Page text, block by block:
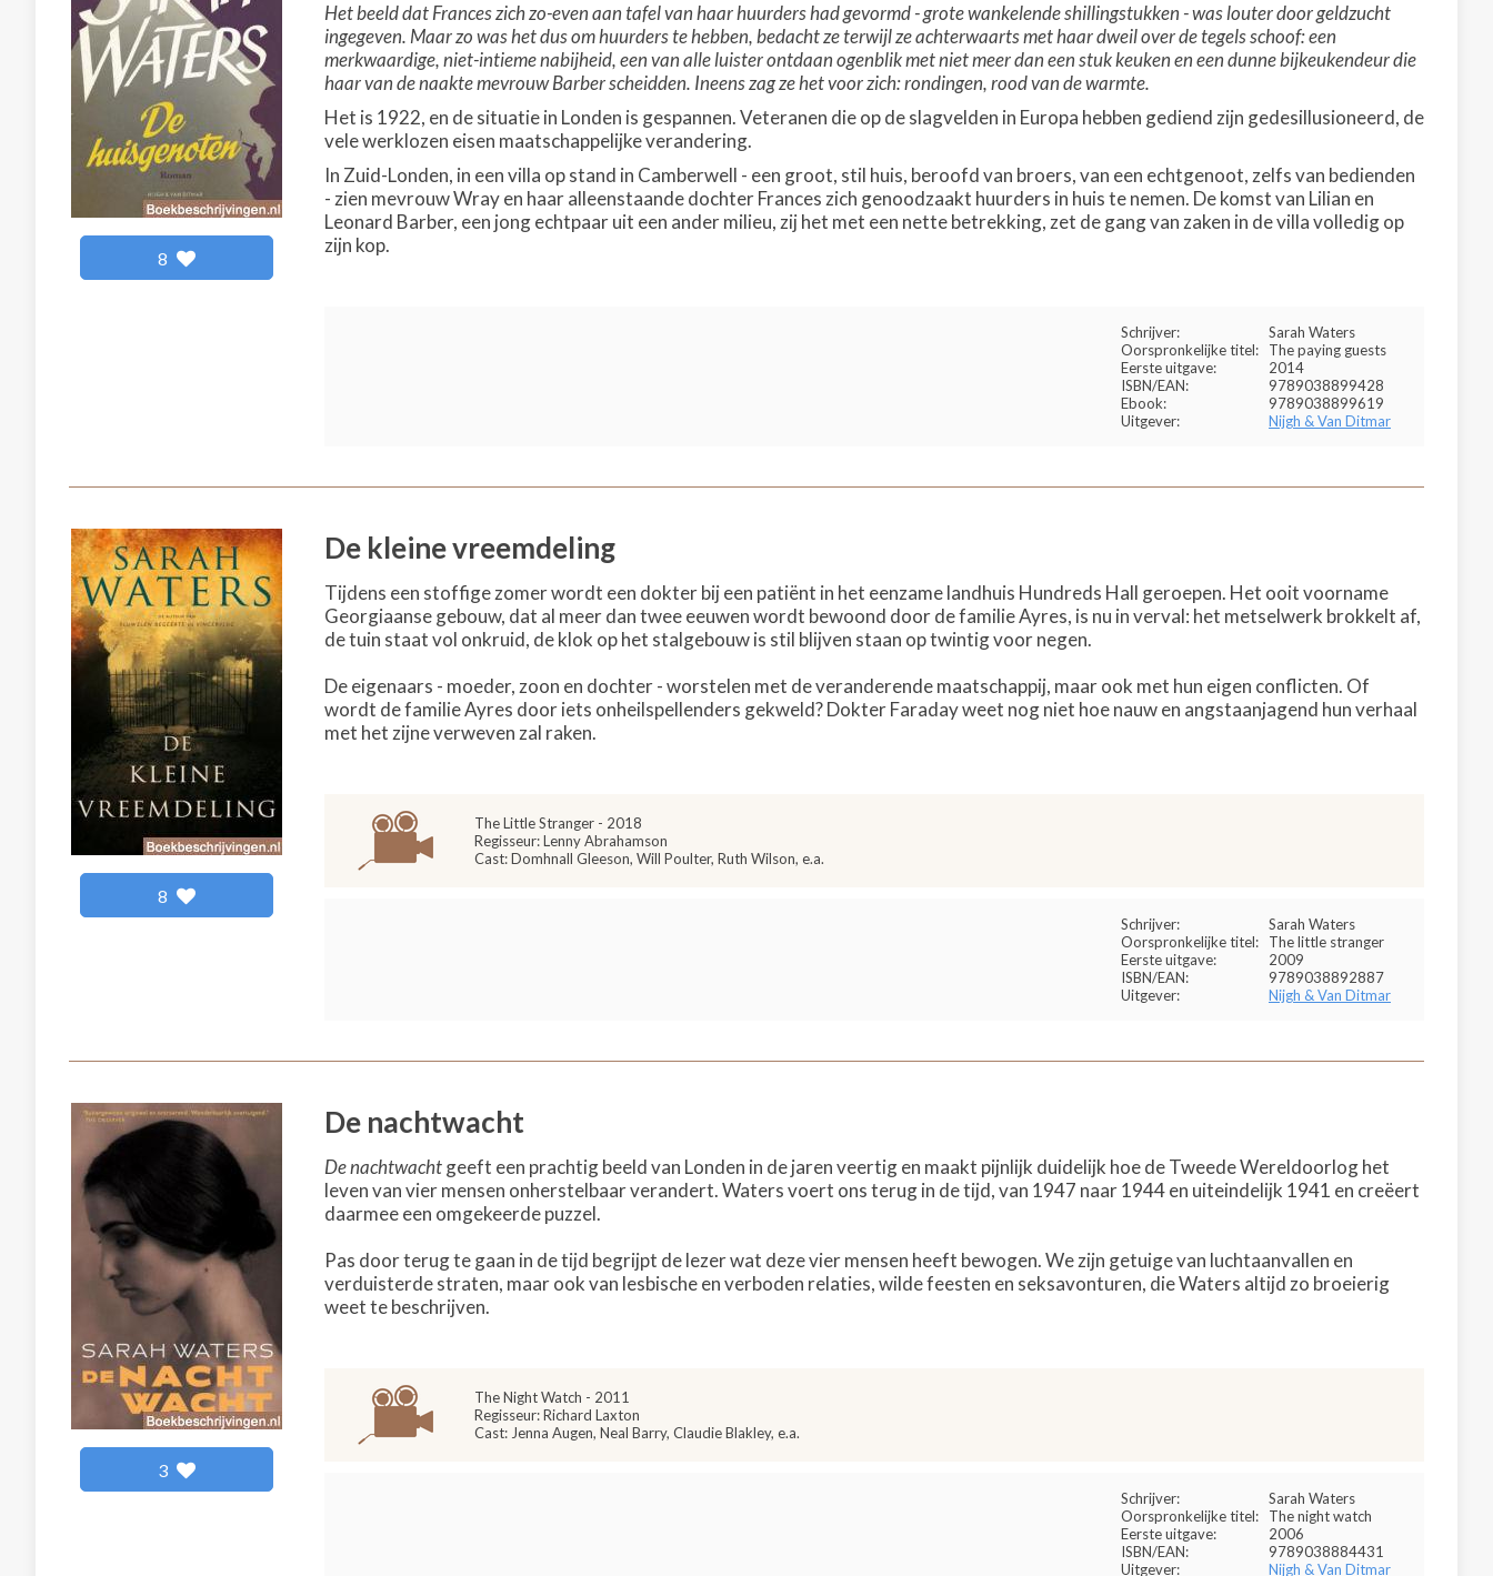
8
Het beeld dat Frances zich zo-even aan tafel van haar huurders had gevormd - grote wankelende shillingstukken - was louter door geldzucht
ingegeven. Maar zo was het dus om huurders te hebben, bedacht ze terwijl ze achterwaarts met haar dweil over de tegels schoof: een
merkwaardige, niet-intieme nabijheid, een van alle luister ontdaan ogenblik met niet meer dan een stuk keuken en een dunne bijkeukendeur die
haar van de naakte mevrouw Barber scheidden. Ineens zag ze het voor zich: rondingen, rood van de warmte.
Het is 1922, en de situatie in Londen is gespannen. Veteranen die op de slagvelden in Europa hebben gediend zijn gedesillusioneerd, de
vele werklozen eisen maatschappelijke verandering.
In Zuid-Londen, in een villa op stand in Camberwell - een groot, stil huis, beroofd van broers, van een echtgenoot, zelfs van bedienden
- zien mevrouw Wray en haar alleenstaande dochter Frances zich genoodzaakt huurders in huis te nemen. De komst van Lilian en
Leonard Barber, een jong echtpaar uit een ander milieu, zij het met een nette betrekking, zet de gang van zaken in de villa volledig op
zijn kop.
Schrijver:
Sarah Waters
Oorspronkelijke titel:
The paying guests
Eerste uitgave:
2014
ISBN/EAN:
9789038899428
Ebook:
9789038899619
Uitgever:
Nijgh & Van Ditmar
8
De kleine vreemdeling
Tijdens een stoffige zomer wordt een dokter bij een patiënt in het eenzame landhuis Hundreds Hall geroepen. Het ooit voorname
Georgiaanse gebouw, dat al meer dan twee eeuwen wordt bewoond door de familie Ayres, is nu in verval: het metselwerk brokkelt af,
de tuin staat vol onkruid, de klok op het stalgebouw is stil blijven staan op twintig voor negen.
De eigenaars - moeder, zoon en dochter - worstelen met de veranderende maatschappij, maar ook met hun eigen conflicten. Of
wordt de familie Ayres door iets onheilspellenders gekweld? Dokter Faraday weet nog niet hoe nauw en angstaanjagend hun verhaal
met het zijne verweven zal raken.
The Little Stranger - 2018
Regisseur: Lenny Abrahamson
Cast: Domhnall Gleeson, Will Poulter, Ruth Wilson, e.a.
Schrijver:
Sarah Waters
Oorspronkelijke titel:
The little stranger
Eerste uitgave:
2009
ISBN/EAN:
9789038892887
Uitgever:
Nijgh & Van Ditmar
3
De nachtwacht
De nachtwachtgeeft een prachtig beeld van Londen in de jaren veertig en maakt pijnlijk duidelijk hoe de Tweede Wereldoorlog het
leven van vier mensen onherstelbaar verandert. Waters voert ons terug in de tijd, van 1947 naar 1944 en uiteindelijk 1941 en creëert
daarmee een omgekeerde puzzel.
Pas door terug te gaan in de tijd begrijpt de lezer wat deze vier mensen heeft bewogen. We zijn getuige van luchtaanvallen en
verduisterde straten, maar ook van lesbische en verboden relaties, wilde feesten en seksavonturen, die Waters altijd zo broeierig
weet te beschrijven.
The Night Watch - 2011
Regisseur: Richard Laxton
Cast: Jenna Augen, Neal Barry, Claudie Blakley, e.a.
Schrijver:
Sarah Waters
Oorspronkelijke titel:
The night watch
Eerste uitgave:
2006
ISBN/EAN:
9789038884431
Uitgever:
Nijgh & Van Ditmar